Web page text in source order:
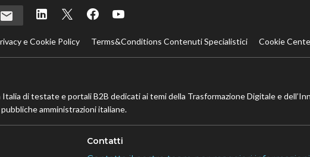
e Cookie Policy Terms&Conditions Contenuti Specialistici Cookie
di testate e portali B2B dedicati ai temi della Trasformazione Digitale e
amministrazioni italiane.
Contatti